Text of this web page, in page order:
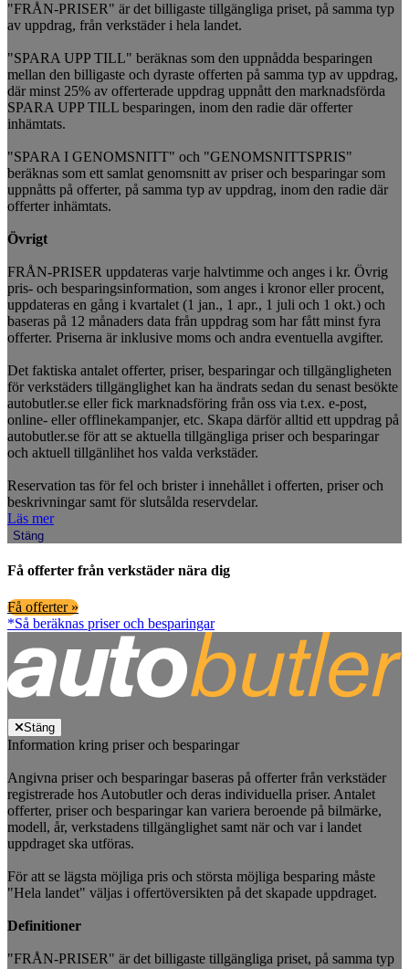
"FRÅN-PRISER" är det billigaste tillgängliga priset, på samma typ
av uppdrag, från verkstäder i hela landet.
"SPARA UPP TILL" beräknas som den uppnådda besparingen
mellan den billigaste och dyraste offerten på samma typ av uppdrag,
där minst 25% av offerterade uppdrag uppnått den marknadsförda
SPARA UPP TILL besparingen, inom den radie där offerter
inhämtats.
"SPARA I GENOMSNITT" och "GENOMSNITTSPRIS"
beräknas som ett samlat genomsnitt av priser och besparingar som
uppnåtts på offerter, på samma typ av uppdrag, inom den radie där
offerter inhämtats.
Övrigt
FRÅN-PRISER uppdateras varje halvtimme och anges i kr. Övrig
pris- och besparingsinformation, som anges i kronor eller procent,
uppdateras en gång i kvartalet (1 jan., 1 apr., 1 juli och 1 okt.) och
baseras på 12 månaders data från uppdrag som har fått minst fyra
offerter. Priserna är inklusive moms och andra eventuella avgifter.
Det faktiska antalet offerter, priser, besparingar och tillgängligheten
för verkstäders tillgänglighet kan ha ändrats sedan du senast besökte
autobutler.se eller fick marknadsföring från oss via t.ex. e-post,
online- eller offlinekampanjer, etc. Skapa därför alltid ett uppdrag på
autobutler.se för att se aktuella tillgängliga priser och besparingar
och aktuell tillgänlihet hos valda verkstäder.
Reservation tas för fel och brister i innehållet i offerten, priser och
beskrivningar samt för slutsålda reservdelar.
Läs mer
Stäng
Få offerter från verkstäder nära dig
Få offerter »
*Så beräknas priser och besparingar
Stäng
Information kring priser och besparingar
Angivna priser och besparingar baseras på offerter från verkstäder
registrerade hos Autobutler och deras individuella priser. Antalet
offerter, priser och besparingar kan variera beroende på bilmärke,
modell, år, verkstadens tillgänglighet samt när och var i landet
uppdraget ska utföras.
För att se lägsta möjliga pris och största möjliga besparing måste
"Hela landet" väljas i offertöversikten på det skapade uppdraget.
Definitioner
"FRÅN-PRISER" är det billigaste tillgängliga priset, på samma typ